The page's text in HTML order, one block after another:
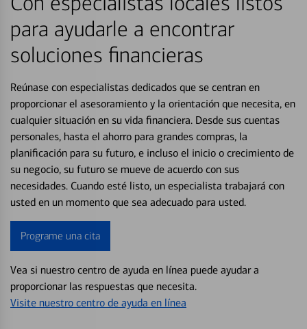
para ayudarle a encontrar
soluciones financieras
Reúnase con especialistas dedicados que se centran en
proporcionar el asesoramiento y la orientación que necesita, en
cualquier situación en su vida financiera. Desde sus cuentas
personales, hasta el ahorro para grandes compras, la
planificación para su futuro, e incluso el inicio o crecimiento de
su negocio, su futuro se mueve de acuerdo con sus
necesidades. Cuando esté listo, un especialista trabajará con
usted en un momento que sea adecuado para usted.
Programe una cita
Vea si nuestro centro de ayuda en línea puede ayudar a
proporcionar las respuestas que necesita.
Visite nuestro centro de ayuda en línea